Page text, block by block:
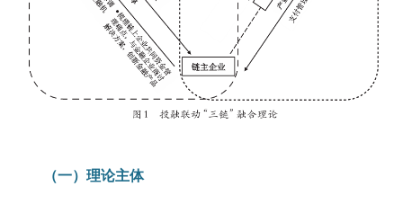
（一）理论主体